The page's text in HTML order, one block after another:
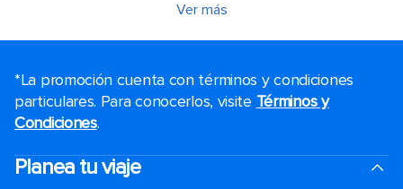
Ver más
*La promoción cuenta con términos y condiciones
particulares. Para conocerlos, visite Términos y
Condiciones.
Planea tu viaje